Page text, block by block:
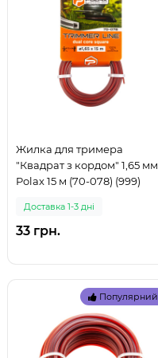
Жилка для тримера
"Квадрат з кордом" 1,65 мм
Polax 15 м (70-078) (999)
Доставка 1-3 дні
33 грн.
Популярний